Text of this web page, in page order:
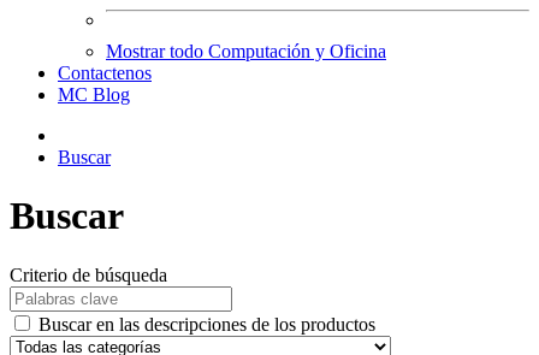
Mostrar todo Computación y Oficina
Contactenos
MC Blog
Buscar
Buscar
Criterio de búsqueda
Buscar en las descripciones de los productos